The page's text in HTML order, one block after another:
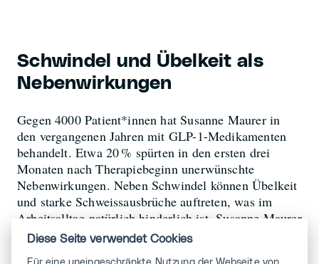
Schwindel und Übelkeit als
Nebenwirkungen
Gegen 4000 Patient*innen hat Susanne Maurer in
den vergangenen Jahren mit GLP-1-Medikamenten
behandelt. Etwa 20 % spürten in den ersten drei
Monaten nach Therapiebeginn unerwünschte
Nebenwirkungen. Neben Schwindel können Übelkeit
und starke Schweissausbrüche auftreten, was im
Arbeitsalltag natürlich hinderlich ist. Susanne Maurer
kann dennoch nachvollziehen, dass viele
Diese Seite verwendet Cookies